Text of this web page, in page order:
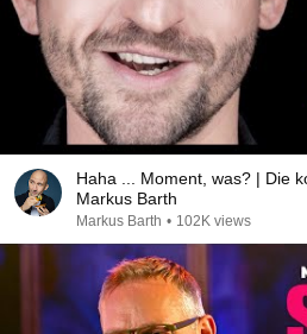
Haha ... Moment, was? | Die
Markus Barth
Markus Barth • 102K views